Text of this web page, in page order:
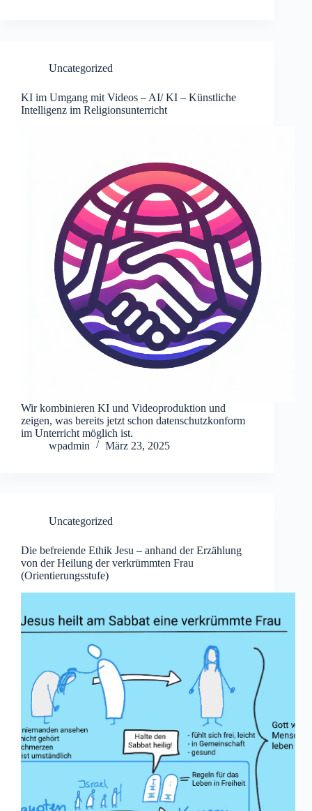
Uncategorized
KI im Umgang mit Videos – AI/ KI – Künstliche
Intelligenz im Religionsunterricht
Wir kombinieren KI und Videoproduktion und
zeigen, was bereits jetzt schon datenschutzkonform
im Unterricht möglich ist.
wpadmin
März 23, 2025
Uncategorized
Die befreiende Ethik Jesu – anhand der Erzählung
von der Heilung der verkrümmten Frau
(Orientierungsstufe)